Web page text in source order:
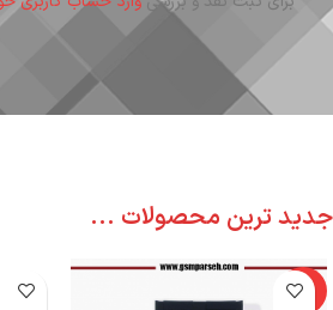
جدید ترین محصولات ...
-6%